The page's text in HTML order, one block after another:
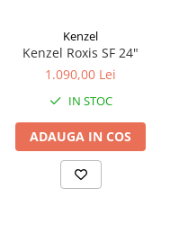
Kenzel
Kenzel Roxis SF 24"
1.090,00 Lei
IN STOC
ADAUGA IN COS